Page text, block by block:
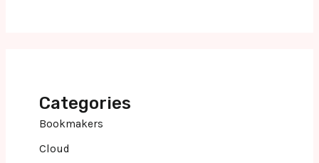
Categories
Bookmakers
Cloud